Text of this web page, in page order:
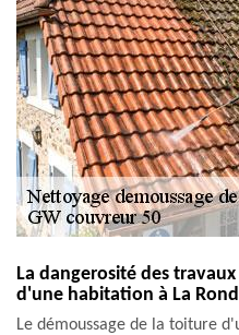
La dangerosité des
d'une habitation à La
Le démoussage de la toiture